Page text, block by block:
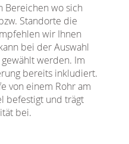
Bereichen wo sich
Standorte die
wir Ihnen
bei der Auswahl
werden. Im
bereits inkludiert.
von einem Rohr am
befestigt und trägt
bei.